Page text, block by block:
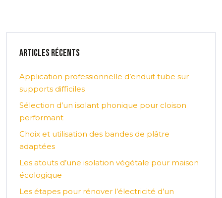
Articles récents
Application professionnelle d’enduit tube sur
supports difficiles
Sélection d’un isolant phonique pour cloison
performant
Choix et utilisation des bandes de plâtre
adaptées
Les atouts d’une isolation végétale pour maison
écologique
Les étapes pour rénover l’électricité d’un